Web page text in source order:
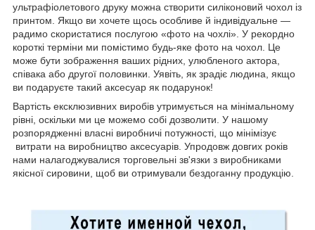
ультрафіолетового друку можна створити силіконовий чохол із
принтом. Якщо ви хочете щось особливе й індивідуальне —
радимо скористатися послугою «фото на чохлі». У рекордно
короткі терміни ми помістимо будь-яке фото на чохол. Це
може бути зображення ваших рідних, улюбленого актора,
співака або другої половинки. Уявіть, як зрадіє людина, якщо
ви подаруєте такий аксесуар як подарунок!
Вартість ексклюзивних виробів утримується на мінімальному
рівні, оскільки ми це можемо собі дозволити. У нашому
розпорядженні власні виробничі потужності, що мінімізує
витрати на виробництво аксесуарів. Упродовж довгих років
нами налагоджувалися торговельні зв'язки з виробниками
якісної сировини, щоб ви отримували бездоганну продукцію.